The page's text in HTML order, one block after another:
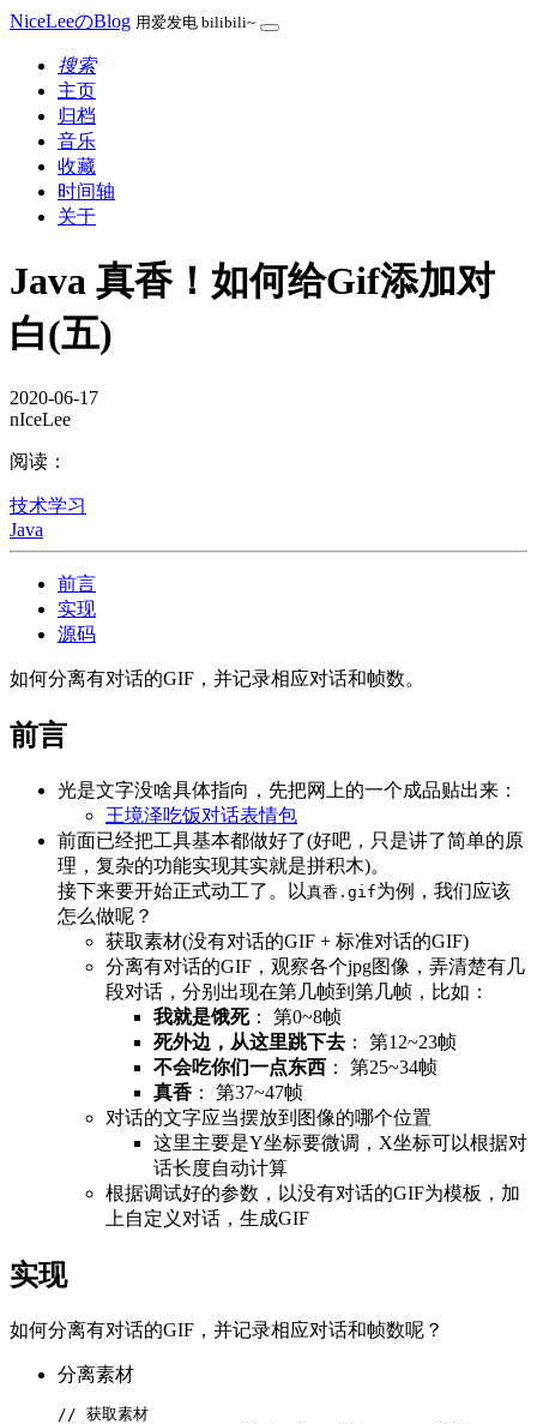
NiceLeeのBlog 用爱发电 bilibili~
搜索
主页
归档
音乐
收藏
时间轴
关于
Java 真香！如何给Gif添加对
白(五)
2020-06-17
nIceLee
阅读：
技术学习
Java
前言
实现
源码
如何分离有对话的GIF，并记录相应对话和帧数。
前言
光是文字没啥具体指向，先把网上的一个成品贴出来：
王境泽吃饭对话表情包
前面已经把工具基本都做好了(好吧，只是讲了简单的原
理，复杂的功能实现其实就是拼积木)。
接下来要开始正式动工了。以真香.gif为例，我们应该
怎么做呢？
获取素材(没有对话的GIF + 标准对话的GIF)
分离有对话的GIF，观察各个jpg图像，弄清楚有几
段对话，分别出现在第几帧到第几帧，比如：
我就是饿死： 第0~8帧
死外边，从这里跳下去 ： 第12~23帧
不会吃你们一点东西 ： 第25~34帧
真香 ： 第37~47帧
对话的文字应当摆放到图像的哪个位置
这里主要是Y坐标要微调，X坐标可以根据对
话长度自动计算
根据调试好的参数，以没有对话的GIF为模板，加
上自定义对话，生成GIF
实现
如何分离有对话的GIF，并记录相应对话和帧数呢？
分离素材
// 获取素材